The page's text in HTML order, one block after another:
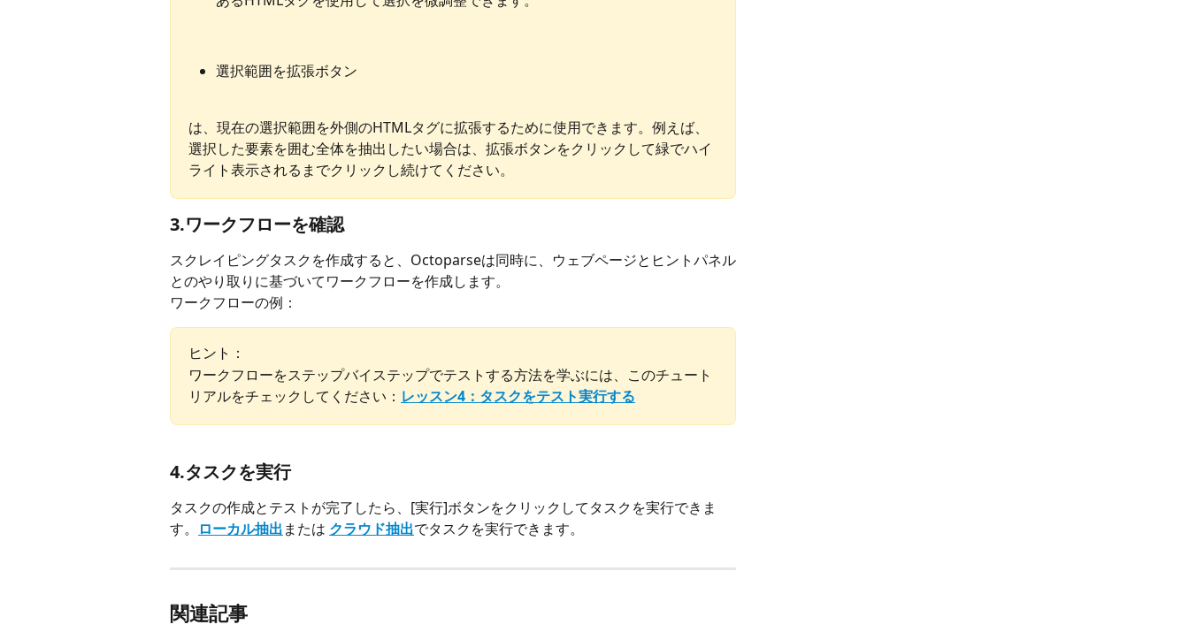
選択範囲を拡張ボタン
は、現在の選択範囲を外側のHTMLタグに拡張するために使用できます。例えば、
選択した要素を囲む全体を抽出したい場合は、拡張ボタンをクリックして緑でハイ
ライト表示されるまでクリックし続けてください。
3.ワークフローを確認
スクレイピングタスクを作成すると、Octoparseは同時に、ウェブページとヒントパネル
とのやり取りに基づいてワークフローを作成します。
ワークフローの例：
ヒント：
ワークフローをステップバイステップでテストする方法を学ぶには、このチュート
リアルをチェックしてください： レッスン4：タスクをテスト実行する
4.タスクを実行
タスクの作成とテストが完了したら、[実行]ボタンをクリックしてタスクを実行できま
す。
ローカル抽出または クラウド抽出でタスクを実行できます。
関連記事